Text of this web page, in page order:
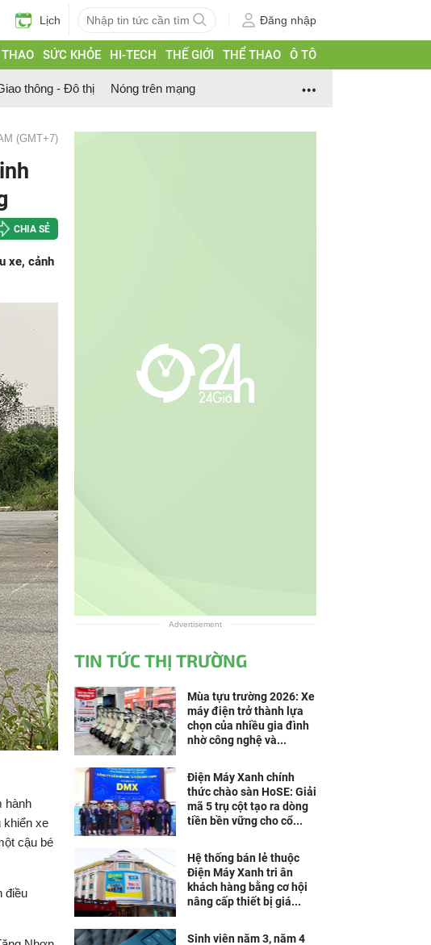
Lịch Đăng nhập
SỨC KHỎE HI-TECH THẾ GIỚI THỂ THAO Ô TÔ
thông - Đô thị Nóng trên mạng
(GMT+7)
CHIA SẺ
xe, cảnh
hành
khiển xe
cậu bé
điều
Advertisement
TIN TỨC THỊ TRƯỜNG
Mùa tựu trường 2026: Xe
máy điện trở thành lựa
chọn của nhiều gia đình
nhờ công nghệ và...
Điện Máy Xanh chính
thức chào sàn HoSE: Giải
mã 5 trụ cột tạo ra dòng
tiền bền vững cho cổ...
Hệ thống bán lẻ thuộc
Điện Máy Xanh tri ân
khách hàng bằng cơ hội
nâng cấp thiết bị giá...
Sinh viên năm 3, năm 4